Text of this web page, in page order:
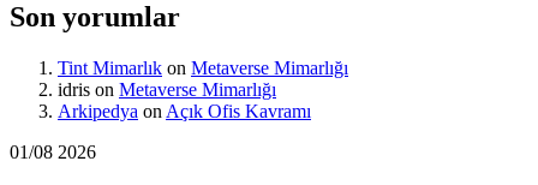
Son yorumlar
Tint Mimarlık on Metaverse Mimarlığı
idris on Metaverse Mimarlığı
Arkipedya on Açık Ofis Kavramı
01/08 2026